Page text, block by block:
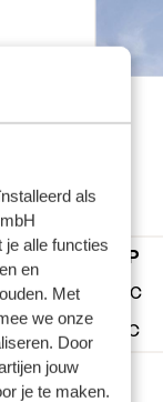
als
alle functies
en
Met
we onze
Door
jouw
je te maken.
je in
17°C
SEP
20°C
10°C